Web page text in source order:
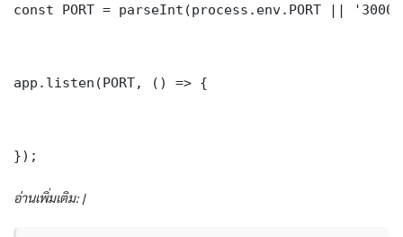
const PORT = parseInt(process.env.PORT ||
app.listen(PORT, () => {
});
อ่านเพิ่มเติม: |